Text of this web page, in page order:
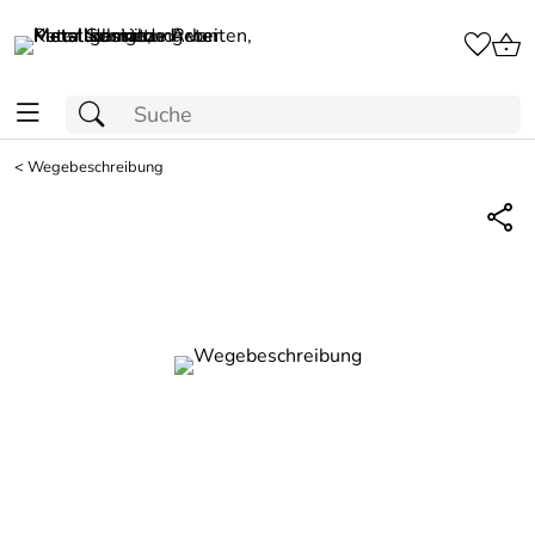
<Wegebeschreibung